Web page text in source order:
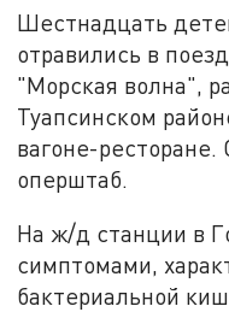
Шестнадцать
отравились в
"Морская волна",
Туапсинском
вагоне-
оперштаб.
На ж/д станции в
симптомами,
бактериальной